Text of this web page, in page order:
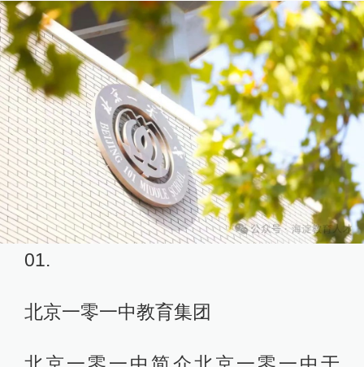
01.
北京一零一中教育集团